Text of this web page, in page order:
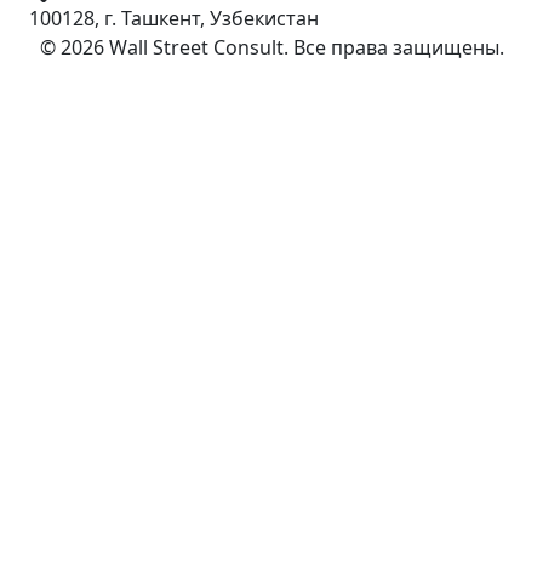
100128, г. Ташкент, Узбекистан
©2026 Wall Street Consult. Все права защищены.